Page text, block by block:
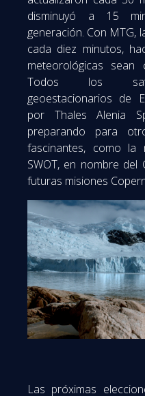
disminuyó a 15
generación. Con MTG,
cada diez minutos,
meteorológicas sean
Todos los
geoestacionarios de
por Thales Alenia
preparando para
fascinantes, como la
SWOT, en nombre del
futuras misiones
Las próximas